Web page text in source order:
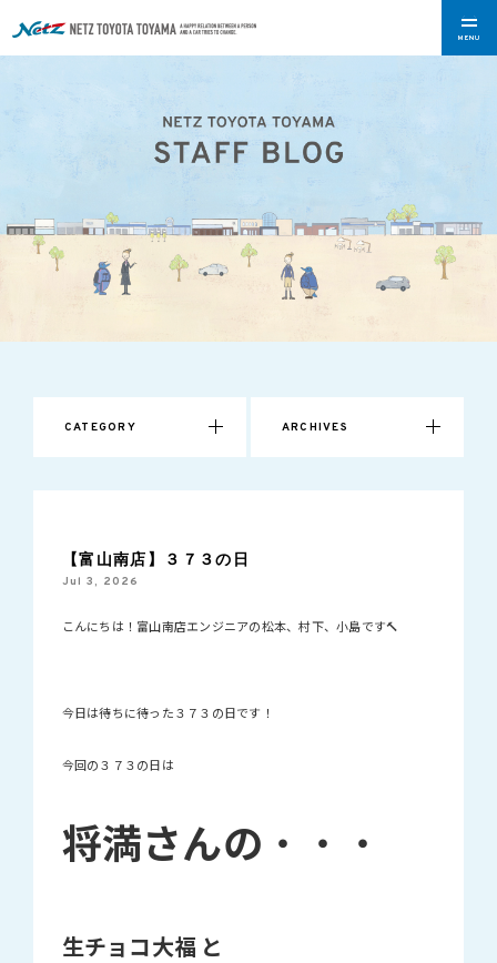
MENU
CATEGORY ARCHIVES
【富山南店】３７３の日
Jul 3, 2026
こんにちは！富山南店エンジニアの松本、村下、小島です🔨
今日は待ちに待った３７３の日です！
今回の３７３の日は
将満さんの ・・・
生チョコ大福 と